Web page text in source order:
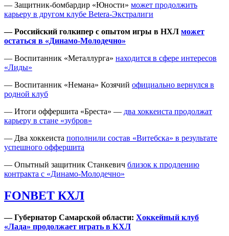
— Защитник-бомбардир «Юности» может продолжить
карьеру в другом клубе Betera-Экстралиги
— Российский голкипер с опытом игры в НХЛ может
остаться в «Динамо-Молодечно»
— Воспитанник «Металлурга» находится в сфере интересов
«Лиды»
— Воспитанник «Немана» Козячий официально вернулся в
родной клуб
— Итоги оффершита «Бреста» — два хоккеиста продолжат
карьеру в стане «зубров»
— Два хоккеиста пополнили состав «Витебска» в результате
успешного оффершита
— Опытный защитник Станкевич близок к продлению
контракта с «Динамо-Молодечно»
FONBET КХЛ
— Губернатор Самарской области: Хоккейный клуб
«Лада» продолжает играть в КХЛ